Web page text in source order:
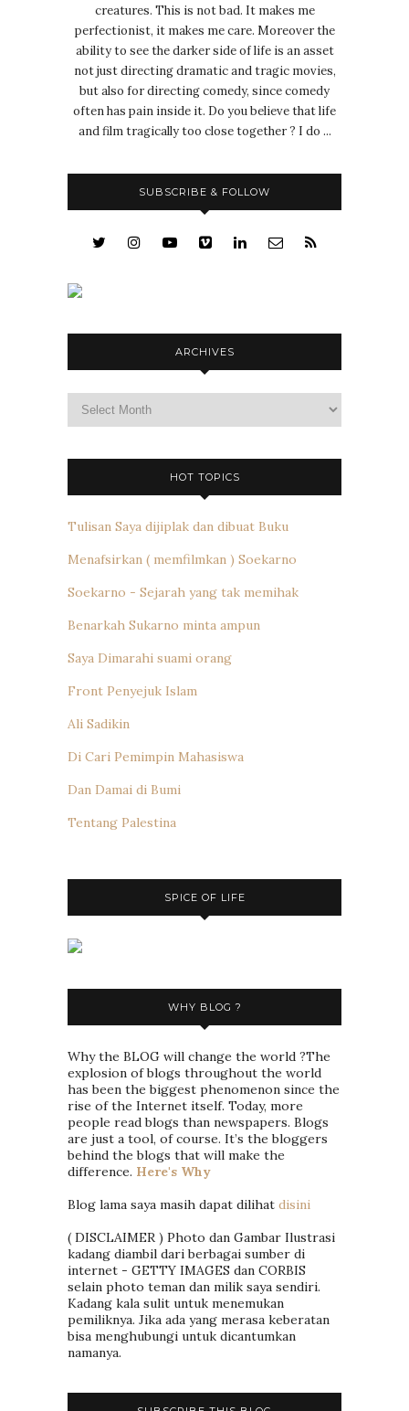
creatures. This is not bad. It makes me
perfectionist, it makes me care. Moreover the
ability to see the darker side of life is an asset
not just directing dramatic and tragic movies,
but also for directing comedy, since comedy
often has pain inside it. Do you believe that life
and film tragically too close together ? I do ...
SUBSCRIBE & FOLLOW
ARCHIVES
HOT TOPICS
Tulisan Saya dijiplak dan dibuat Buku
Menafsirkan ( memfilmkan ) Soekarno
Soekarno - Sejarah yang tak memihak
Benarkah Sukarno minta ampun
Saya Dimarahi suami orang
Front Penyejuk Islam
Ali Sadikin
Di Cari Pemimpin Mahasiswa
Dan Damai di Bumi
Tentang Palestina
SPICE OF LIFE
WHY BLOG ?
Why the BLOG will change the world ?The
explosion of blogs throughout the world
has been the biggest phenomenon since the
rise of the Internet itself. Today, more
people read blogs than newspapers. Blogs
are just a tool, of course. It’s the bloggers
behind the blogs that will make the
difference. Here's Why
Blog lama saya masih dapat dilihat disini
( DISCLAIMER ) Photo dan Gambar Ilustrasi
kadang diambil dari berbagai sumber di
internet - GETTY IMAGES dan CORBIS
selain photo teman dan milik saya sendiri.
Kadang kala sulit untuk menemukan
pemiliknya. Jika ada yang merasa keberatan
bisa menghubungi untuk dicantumkan
namanya.